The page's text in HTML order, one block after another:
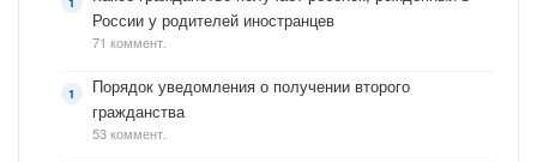
России у родителей иностранцев
71 коммент.
Порядок уведомления о получении второго
гражданства
53 коммент.